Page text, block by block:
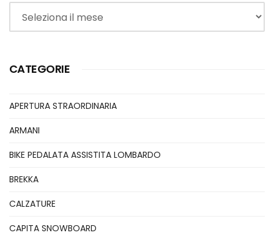
Archivi
CATEGORIE
APERTURA STRAORDINARIA
ARMANI
BIKE PEDALATA ASSISTITA LOMBARDO
BREKKA
CALZATURE
CAPITA SNOWBOARD